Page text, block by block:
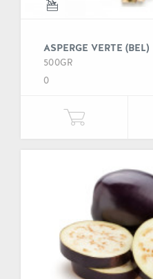
ASPERGE VERTE (BEL)
500GR
0